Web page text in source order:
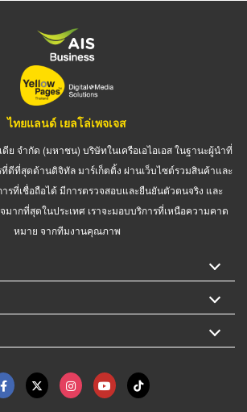
ไทยแลนด์ เยลโล่เพจเจส
ย จำกัด (มหาชน) บริษัทในเครือเอไอเอส ในฐานะผู้นำที่
ดีที่สุดด้านดิจิทัล มาร์เก็ตติ้ง ผ่านเว็บไซต์รวมสินค้าและ
รที่เชื่อถือได้ มีการตรวจสอบและยืนยันตัวตนจริง และ
ากที่สุดในประเทศ เราจะมอบบริการที่เหนือความคาด
หมาย จากทีมงานคุณภาพ